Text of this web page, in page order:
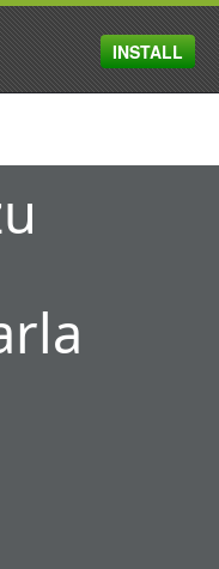
MENU
INSTALL